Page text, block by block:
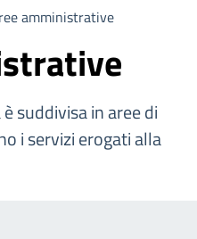
amministrative
suddivisa in aree di
i servizi erogati alla